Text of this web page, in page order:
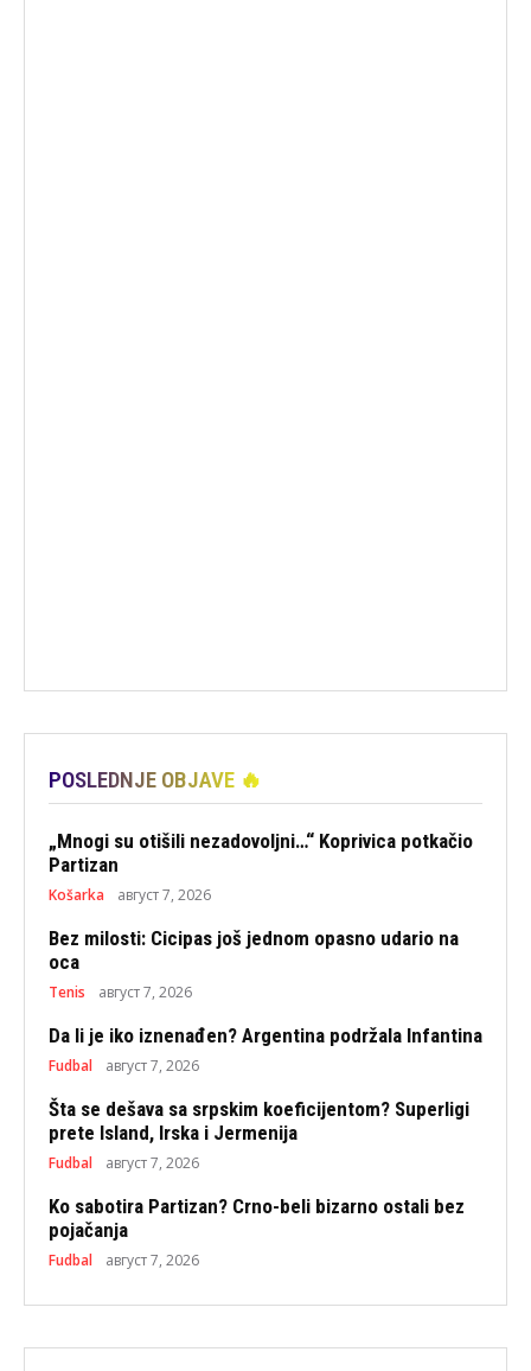
POSLEDNJE OBJAVE 🔥
„Mnogi su otišili nezadovoljni…“ Koprivica potkačio
Partizan
Košarka август 7, 2026
Bez milosti: Cicipas još jednom opasno udario na
oca
Tenis август 7, 2026
Da li je iko iznenađen? Argentina podržala Infantina
Fudbal август 7, 2026
Šta se dešava sa srpskim koeficijentom? Superligi
prete Island, Irska i Jermenija
Fudbal август 7, 2026
Ko sabotira Partizan? Crno-beli bizarno ostali bez
pojačanja
Fudbal август 7, 2026